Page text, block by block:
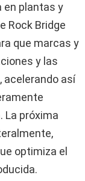
en plantas y
Rock Bridge
que marcas y
y las
acelerando así
La próxima
optimiza el